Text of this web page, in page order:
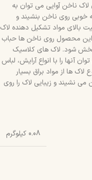
ناخن آوایی می توان به
روی ناخن بنشیند و
بالای مواد تشکیل دهنده لاک
این محصول روی ناخن ها حباب
شود. لاک های کلاسیک
آنها را با انواع آرایش، لباس
ها از مواد براق بسیار
نشیند و زیبایی لاک را روی
0.08 کیلوگرم